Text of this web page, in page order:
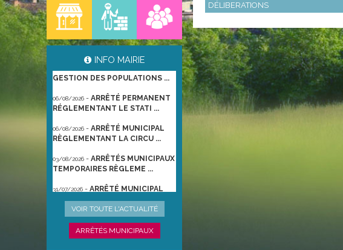
INFO MAIRIE
-ARRÊTÉ PORTANT
RÉGLEMENTANT LE STATI ...
RÈGLEMENTANT LA CIRCU ...
TEMPORAIRES RÈGLEME ...
TEMPORAIRE RÈGLEMENTA ...
22/06/2026-ARRÊTÉ
PRÉFECTORAL DU 21/06/2026
TEMPO ...
VOIR TOUTE L'ACTUALITÉ
ARRÊTÉS MUNICIPAUX
DÉLIBERATIONS